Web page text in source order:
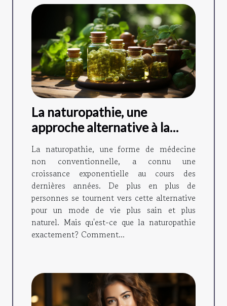
La naturopathie, une
approche alternative à la
médecine traditionnelle
La naturopathie, une forme de médecine
non conventionnelle, a connu une
croissance exponentielle au cours des
dernières années. De plus en plus de
personnes se tournent vers cette alternative
pour un mode de vie plus sain et plus
naturel. Mais qu'est-ce que la naturopathie
exactement? Comment...